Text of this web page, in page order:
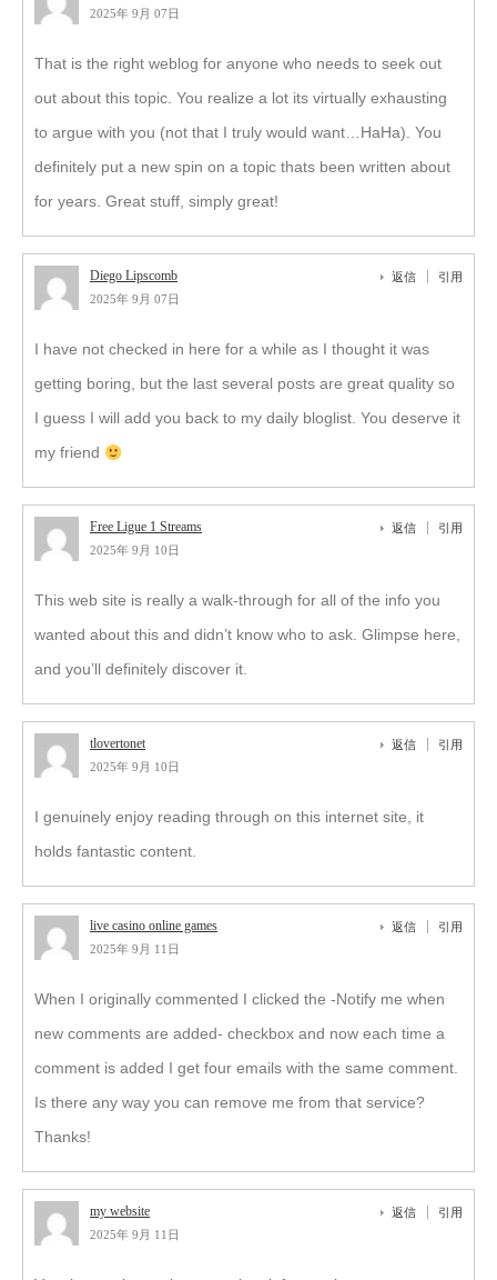
2025年 9月 07日
That is the right weblog for anyone who needs to seek out
out about this topic. You realize a lot its virtually exhausting
to argue with you (not that I truly would want…HaHa). You
definitely put a new spin on a topic thats been written about
for years. Great stuff, simply great!
Diego Lipscomb
2025年 9月 07日
返信 引用
I have not checked in here for a while as I thought it was
getting boring, but the last several posts are great quality so
I guess I will add you back to my daily bloglist. You deserve it
my friend
Free Ligue 1 Streams
2025年 9月 10日
返信 引用
This web site is really a walk-through for all of the info you
wanted about this and didn’t know who to ask. Glimpse here,
and you’ll definitely discover it.
tlovertonet
2025年 9月 10日
返信 引用
I genuinely enjoy reading through on this internet site, it
holds fantastic content.
live casino online games
2025年 9月 11日
返信 引用
When I originally commented I clicked the -Notify me when
new comments are added- checkbox and now each time a
comment is added I get four emails with the same comment.
Is there any way you can remove me from that service?
Thanks!
my website
2025年 9月 11日
返信 引用